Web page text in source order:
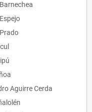
Aguirre Cerda